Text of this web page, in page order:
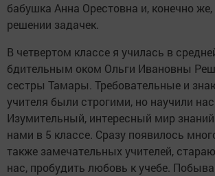
бабушка Анна Орестовна и, конечно
решении задачек.
В четвертом классе я училась в
бдительным оком Ольги Ивановны
сестры Тамары. Требовательные и
учителя были строгими, но научили
Изумительный, интересный мир
нами в 5 классе. Сразу появилось
также замечательных учителей,
нас, пробудить любовь к учебе.